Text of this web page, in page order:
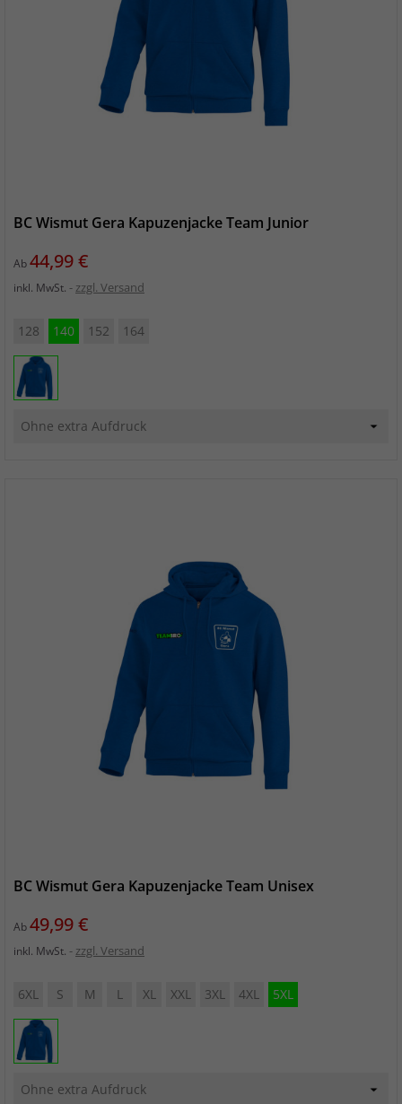
BC Wismut Gera Kapuzenjacke Team Junior
AbPreis
44,99 €
inkl. MwSt. zzgl. Versand
128 140 152 164
BC Wismut Gera Kapuzenjacke Team Unisex
AbPreis
49,99 €
inkl. MwSt. zzgl. Versand
6XL S M L XL XXL 3XL 4XL 5XL